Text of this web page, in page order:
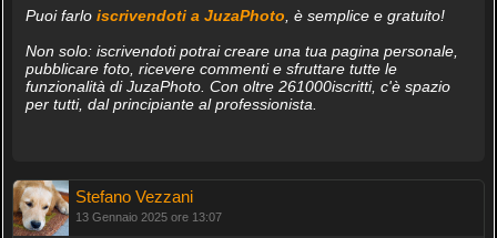
Puoi farlo iscrivendoti a JuzaPhoto, è semplice e gratuito!
Non solo: iscrivendoti potrai creare una tua pagina personale,
pubblicare foto, ricevere commenti e sfruttare tutte le
funzionalità di JuzaPhoto. Con oltre 261000iscritti, c'è spazio
per tutti, dal principiante al professionista.
Stefano Vezzani
13 Gennaio 2025 ore 13:07